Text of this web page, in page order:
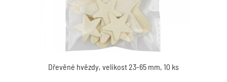
Dřevěné hvězdy, velikost 23-65 mm, 10 ks